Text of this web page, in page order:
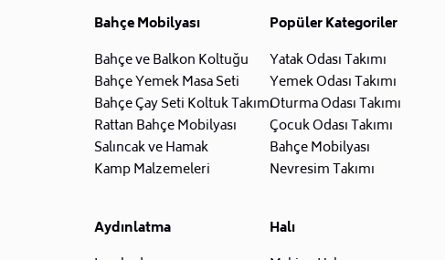
Bahçe Mobilyası
Bahçe ve Balkon Koltuğu
Bahçe Yemek Masa Seti
Bahçe Çay Seti Koltuk Takımı
Rattan Bahçe Mobilyası
Salıncak ve Hamak
Kamp Malzemeleri
Popüler Kategoriler
Yatak Odası Takımı
Yemek Odası Takımı
Oturma Odası Takımı
Çocuk Odası Takımı
Bahçe Mobilyası
Nevresim Takımı
Aydınlatma
Halı